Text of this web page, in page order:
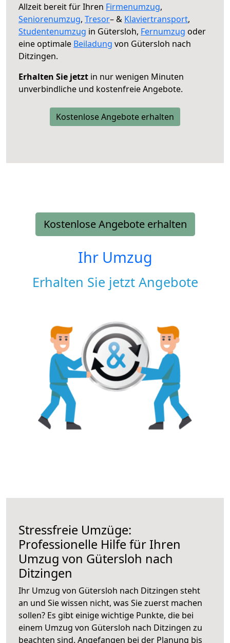
Allzeit bereit für Ihren Firmenumzug,
Seniorenumzug, Tresor– & Klaviertransport,
Studentenumzug in Gütersloh, Fernumzug oder
eine optimale Beiladung von Gütersloh nach
Ditzingen.
Erhalten Sie jetzt in nur wenigen Minuten
unverbindliche und kostenfreie Angebote.
Kostenlose Angebote erhalten
Kostenlose Angebote erhalten
Ihr Umzug
Erhalten Sie jetzt Angebote
Stressfreie Umzüge:
Professionelle Hilfe für Ihren
Umzug von Gütersloh nach
Ditzingen
Ihr Umzug von Gütersloh nach Ditzingen steht
an und Sie wissen nicht, was Sie zuerst machen
sollen? Es gibt einige wichtige Punkte, die bei
einem Umzug von Gütersloh nach Ditzingen zu
beachten sind. Angefangen bei der Planung bis